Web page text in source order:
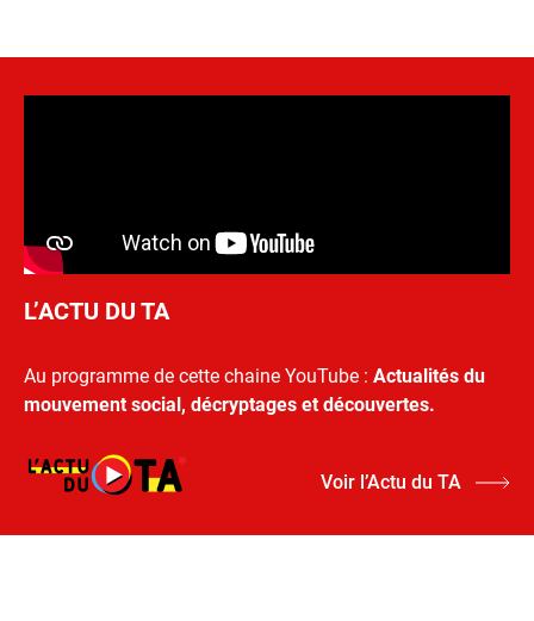
L’ACTU DU TA
Au programme de cette chaine YouTube : Actualités du
mouvement social, décryptages et découvertes.
Voir l’Actu du TA